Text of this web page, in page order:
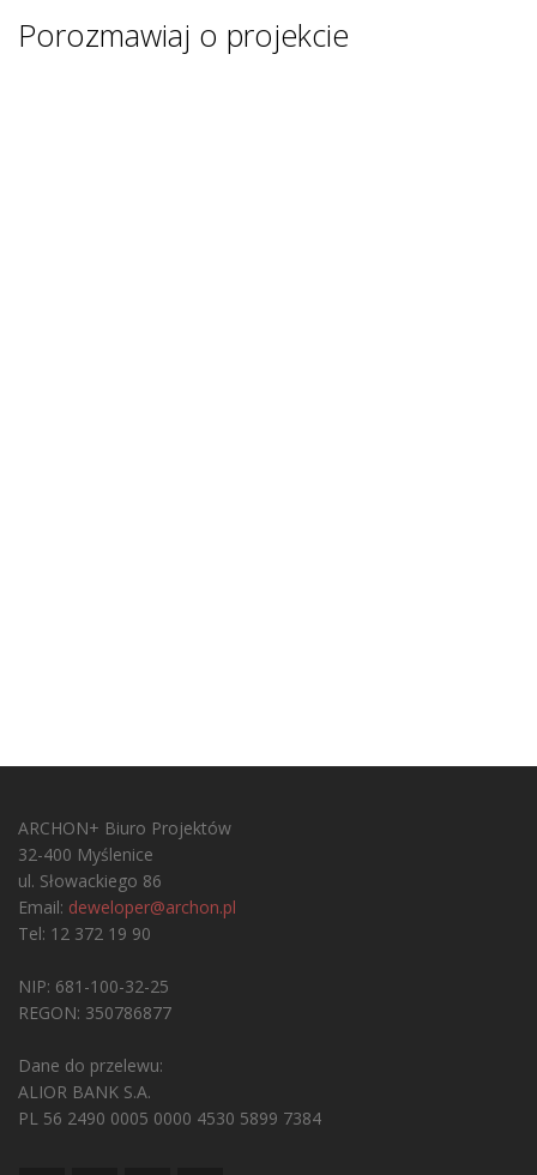
Porozmawiaj o projekcie
ARCHON+ Biuro Projektów
32-400 Myślenice
ul. Słowackiego 86
Email: deweloper@archon.pl
Tel: 12 372 19 90
NIP: 681-100-32-25
REGON: 350786877
Dane do przelewu:
ALIOR BANK S.A.
PL 56 2490 0005 0000 4530 5899 7384